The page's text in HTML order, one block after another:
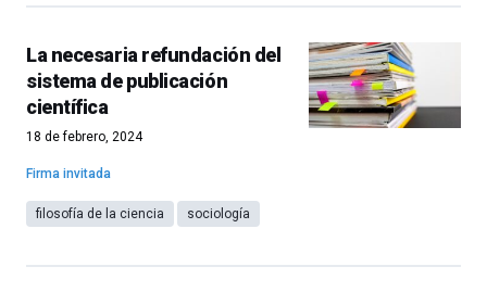
La necesaria refundación del
sistema de publicación
científica
18 de febrero, 2024
Firma invitada
filosofía de la ciencia sociología